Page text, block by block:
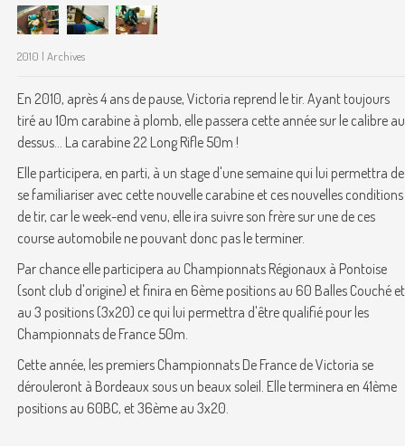
2010 | Archives
En 2010, après 4 ans de pause, Victoria reprend le tir. Ayant toujours
tiré au 10m carabine à plomb, elle passera cette année sur le calibre au
dessus... La carabine 22 Long Rifle 50m !
Elle participera, en parti, à un stage d'une semaine qui lui permettra de
se familiariser avec cette nouvelle carabine et ces nouvelles conditions
de tir, car le week-end venu, elle ira suivre son frère sur une de ces
course automobile ne pouvant donc pas le terminer.
Par chance elle participera au Championnats Régionaux à Pontoise
(sont club d'origine) et finira en 6ème positions au 60 Balles Couché et
au 3 positions (3x20) ce qui lui permettra d'être qualifié pour les
Championnats de France 50m.
Cette année, les premiers Championnats De France de Victoria se
dérouleront à Bordeaux sous un beaux soleil. Elle terminera en 41ème
positions au 60BC, et 36ème au 3x20.